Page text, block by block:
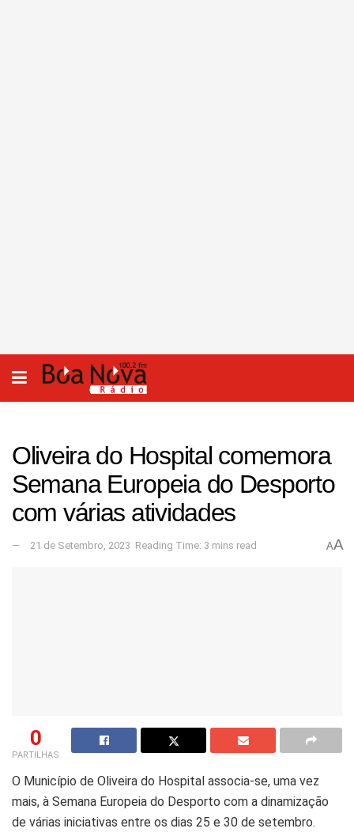
Oliveira do Hospital comemora
Semana Europeia do Desporto
com várias atividades
21 de Setembro, 2023 Reading Time: 3 mins read AA
0
PARTILHAS
O Município de Oliveira do Hospital associa-se, uma vez
mais, à Semana Europeia do Desporto com a dinamização
de várias iniciativas entre os dias 25 e 30 de setembro.